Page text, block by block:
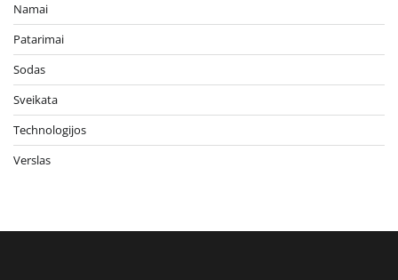
Namai
Patarimai
Sodas
Sveikata
Technologijos
Verslas